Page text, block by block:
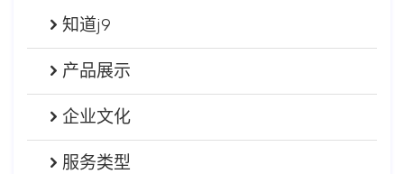
知道j9
产品展示
企业文化
服务类型